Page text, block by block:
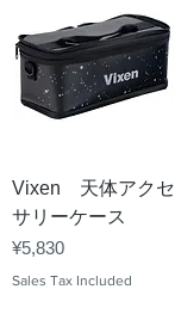
Vixen 天体アクセ
サリーケース
Price
¥5,830
Sales Tax Included